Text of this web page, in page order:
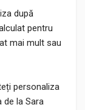
după
pentru
mai mult sau
personaliza
de la Sara